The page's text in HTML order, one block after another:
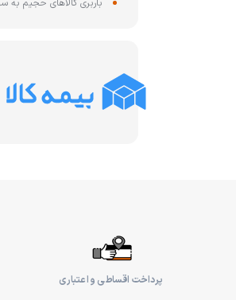
پرداخت اقساطی و اعتباری